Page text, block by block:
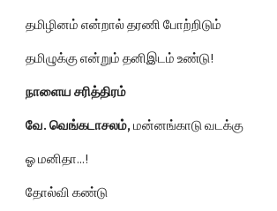
தமிழினம் என்றால் தரணி போற்றிடும்
தமிழுக்கு என்றும் தனிஇடம் உண்டு!
நாளைய சரித்திரம்
வே. வெங்கடாசலம், மன்னங்காடு வடக்கு
ஓ மனிதா...!
தோல்வி கண்டு